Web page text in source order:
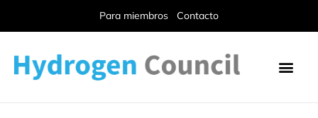
Para miembros Contacto